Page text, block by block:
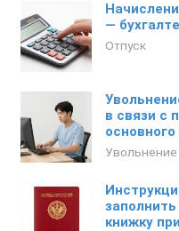
—
Отпуск
в связи с
Увольнение
книжку